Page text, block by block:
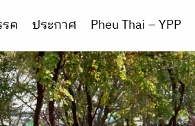
ค ประกาศ Pheu Thai – YPP